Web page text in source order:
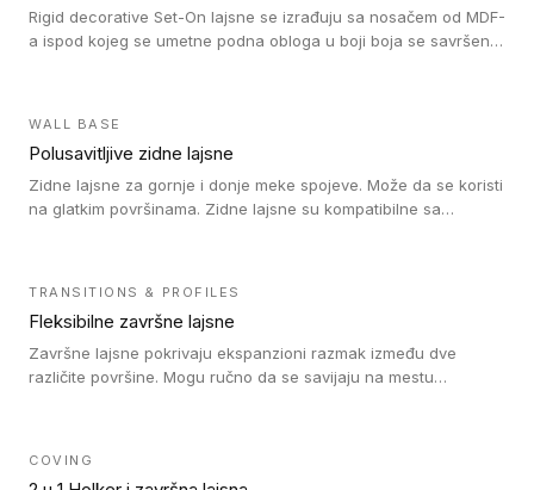
Rigid decorative Set-On lajsne se izrađuju sa nosačem od MDF-
a ispod kojeg se umetne podna obloga u boji boja se savršeno
WALL BASE
Polusavitljive zidne lajsne
Zidne lajsne za gornje i donje meke spojeve. Može da se koristi
na glatkim površinama. Zidne lajsne su kompatibilne sa
TRANSITIONS & PROFILES
Fleksibilne završne lajsne
Završne lajsne pokrivaju ekspanzioni razmak između dve
različite površine. Mogu ručno da se savijaju na mestu
COVING